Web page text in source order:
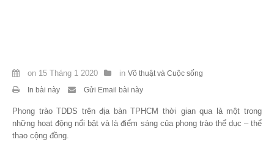
Theo Huy chương
Theo Thống kê
on 15 Tháng 1 2020 in Võ thuật và Cuộc sống
In bài này
Gửi Email bài này
Phong trào TDDS trên địa bàn TPHCM thời gian qua là một trong
những hoạt động nổi bật và là điểm sáng của phong trào thể dục – thể
thao cộng đồng.